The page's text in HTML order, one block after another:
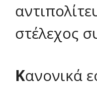
στέλεχος
Κανονικά